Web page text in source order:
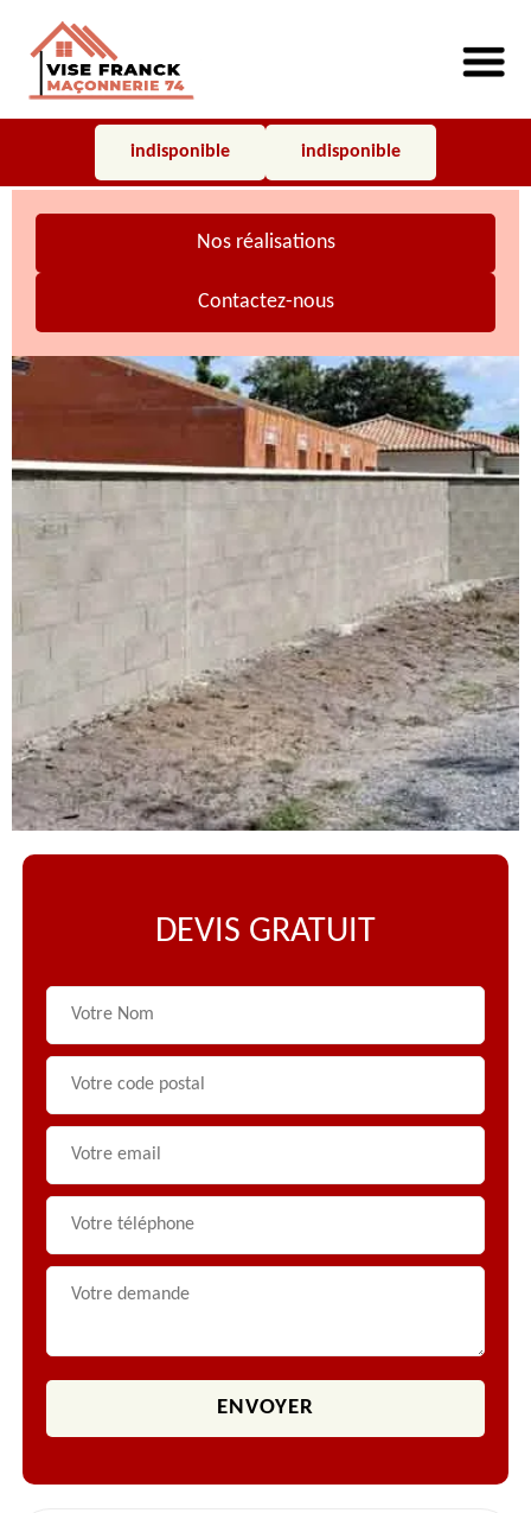
indisponible indisponible
Nos réalisations
Contactez-nous
DEVIS GRATUIT